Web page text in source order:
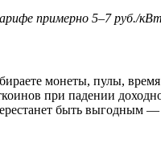
примерно 5–7 руб./
монеты, пулы,
при падении
быть выгодным —